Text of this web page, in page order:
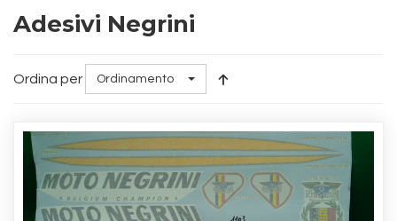
Adesivi Negrini
Ordina per Ordinamento